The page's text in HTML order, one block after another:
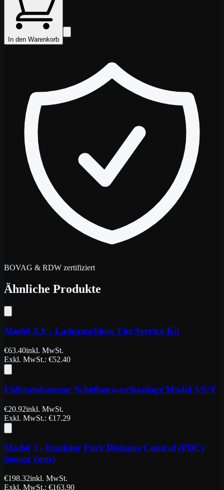
In den Warenkorb
BOVAG & RDW zertifiziert
Ähnliche Produkte
Model 3,Y - Ladeanschluss Tür Service Kit
€63.40inkl. MwSt.
Exkl. MwSt.: €52.40
Füllstandssensor Scheibenwaschanlage Model 3/S/Y
€20.92inkl. MwSt.
Exkl. MwSt.: €17.29
Model 3 - Radialer Park Distance Control (PDC)
Sensor (neu)
€198.32inkl. MwSt.
Exkl. MwSt.: €163.90